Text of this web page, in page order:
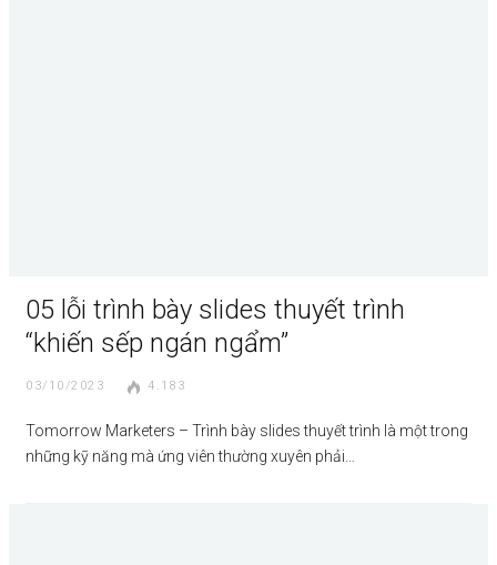
05 lỗi trình bày slides thuyết trình
“khiến sếp ngán ngẩm”
03/10/2023 4.183
Tomorrow Marketers – Trình bày slides thuyết trình là một trong
những kỹ năng mà ứng viên thường xuyên phải…